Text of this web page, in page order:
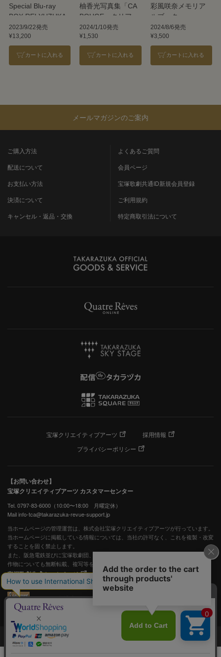
Special Blu-ray
BOX REI YUZUKA
2023/9/22発売
¥13,200
カートに入れる
柚香光写真集「CA
BOUGE」クリアポ
スターA
2024/1/10発売
¥1,530
カートに入れる
彩風咲奈メモリア
ルブック
2024/8/6発売
¥3,500
カートに入れる
メールマガジンのご案内
ご購入方法
配送について
お支払い方法
決済について
キャンセル・返品・交換
よくあるご質問
会員ページ
宝塚歌劇共通ID新規会員登録
ご利用規約
特定商取引法について
宝塚クリエイティブアーツ
採用情報
プライバシーポリシー
【お問い合わせ】
宝塚クリエイティブアーツ カスタマーセンター
Tel. 0797-83-6000（10:00〜18:00 月曜定休）
Mail info-tca@takarazuka-revue-support.jp
当ホームページの管理運営は、株式会社宝塚クリエイティブアーツが行っています。
当ホームページに掲載している情報については、当社の許可なく、これを複製・改変
することを固く禁止します。
また、阪急電鉄並びに宝塚歌劇団、宝塚クリエイティブアーツの出版物ほか写真等著
作物についても無断転載、複写等を禁じます。
宝塚歌劇公式ホームページ
JASRAC許諾番号：S0507081515
JASRAC許諾番号：9009941002Y45040
©宝塚歌劇 ©宝塚クリエイティブアーツ